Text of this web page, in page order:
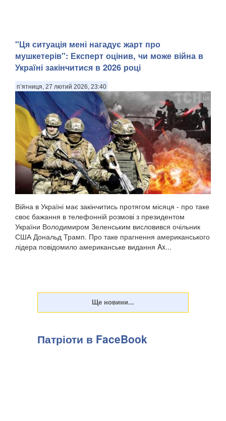
"Ця ситуація мені нагадує жарт про
мушкетерів": Експерт оцінив, чи може війна в
Україні закінчитися в 2026 році
п’ятниця, 27 лютий 2026, 23:40
Війна в Україні має закінчитись протягом місяця - про таке
своє бажання в телефонній розмові з президентом
України Володимиром Зеленським висловився очільник
США Дональд Трамп. Про таке прагнення американського
лідера повідомило американське видання Ax...
Патріоти в FaceBook